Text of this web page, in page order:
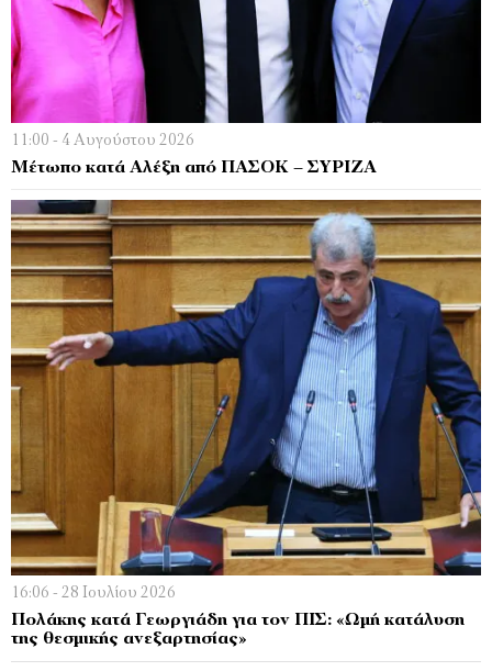
11:00 - 4 Αυγούστου 2026
Μέτωπο κατά Αλέξη από ΠΑΣΟΚ – ΣΥΡΙΖΑ
16:06 - 28 Ιουλίου 2026
Πολάκης κατά Γεωργιάδη για τον ΠΙΣ: «Ωμή κατάλυση
της θεσμικής ανεξαρτησίας»